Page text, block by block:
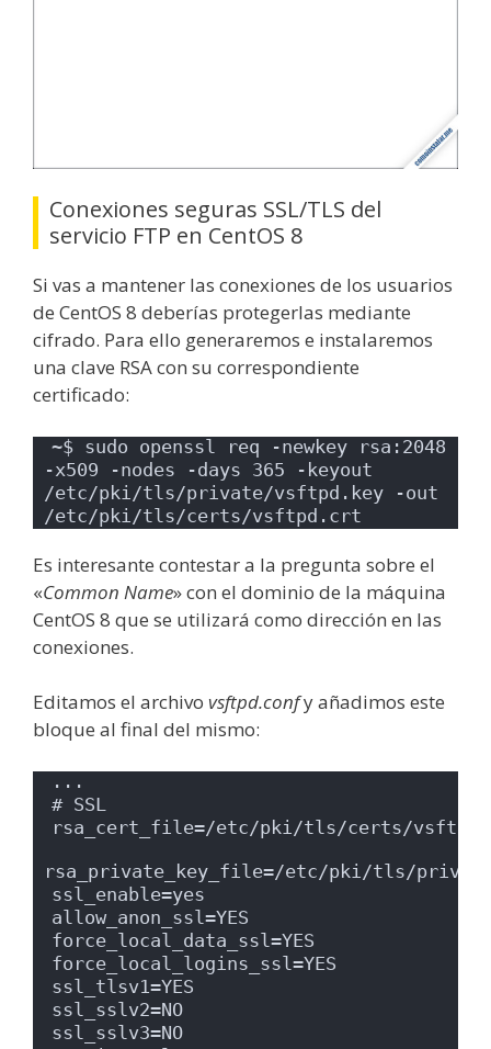
Conexiones seguras SSL/TLS del
servicio FTP en CentOS 8
Si vas a mantener las conexiones de los usuarios
de CentOS 8 deberías protegerlas mediante
cifrado. Para ello generaremos e instalaremos
una clave RSA con su correspondiente
certificado:
~$ sudo openssl req -newkey rsa:2048
-x509 -nodes -days 365 -keyout
/etc/pki/tls/private/vsftpd.key -out
/etc/pki/tls/certs/vsftpd.crt
Es interesante contestar a la pregunta sobre el
«Common Name» con el dominio de la máquina
CentOS 8 que se utilizará como dirección en las
conexiones.
Editamos el archivo vsftpd.confy añadimos este
bloque al final del mismo:
...
# SSL
rsa_cert_file=/etc/pki/tls/certs/
rsa_private_key_file=/etc/pki/tls/
ssl_enable=yes
allow_anon_ssl=YES
force_local_data_ssl=YES
force_local_logins_ssl=YES
ssl_tlsv1=YES
ssl_sslv2=NO
ssl_sslv3=NO